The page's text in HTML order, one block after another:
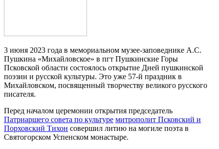
3 июня 2023 года в мемориальном музее-заповеднике А.С.
Пушкина «Михайловское» в пгт Пушкинские Горы
Псковской области состоялось открытие Дней пушкинской
поэзии и русской культуры. Это уже 57-й праздник в
Михайловском, посвященный творчеству великого русского
писателя.
Перед началом церемонии открытия председатель
Патриаршего совета по культуре митрополит Псковский и
Порховский Тихон совершил литию на могиле поэта в
Святогорском Успенском монастыре.